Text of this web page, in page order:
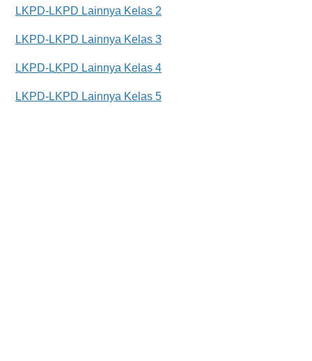
LKPD-LKPD Lainnya Kelas 2
LKPD-LKPD Lainnya Kelas 3
LKPD-LKPD Lainnya Kelas 4
LKPD-LKPD Lainnya Kelas 5